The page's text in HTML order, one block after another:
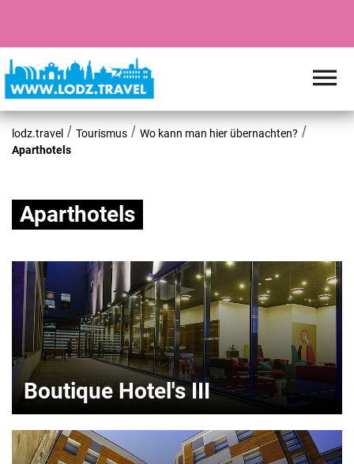
lodz.travel Tourismus
Wo kann man hier übernachten?
Aparthotels
Aparthotels
Boutique Hotel's III